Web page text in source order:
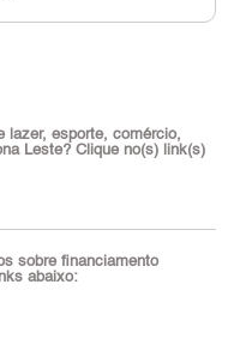
lazer, esporte, comércio,
Leste? Clique no(s) link(s)
sobre financiamento
abaixo: